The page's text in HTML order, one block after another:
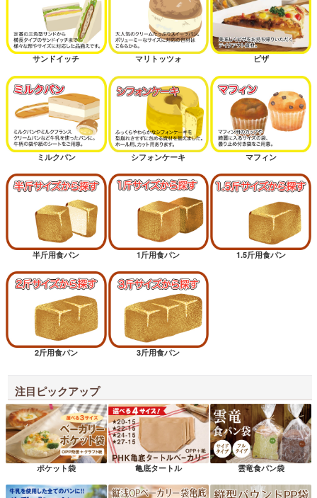
サンドイッチ マリトッツォ ピザ
ミルクパン シフォンケーキ マフィン
半斤用食パン 1斤用食パン 1.5斤用食パン
2斤用食パン 3斤用食パン
注目ピックアップ
ポケット袋 亀底タートル 雲竜食パン袋